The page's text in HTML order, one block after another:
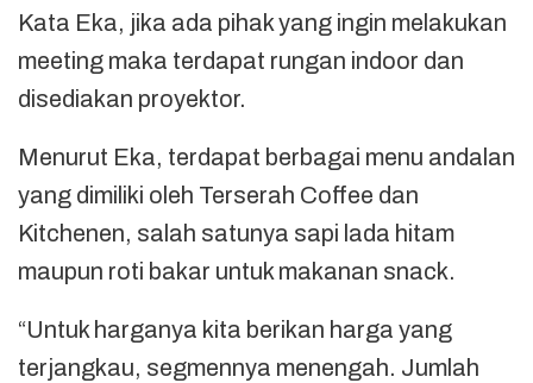
Kata Eka, jika ada pihak yang ingin melakukan
meeting maka terdapat rungan indoor dan
disediakan proyektor.
Menurut Eka, terdapat berbagai menu andalan
yang dimiliki oleh Terserah Coffee dan
Kitchenen, salah satunya sapi lada hitam
maupun roti bakar untuk makanan snack.
“Untuk harganya kita berikan harga yang
terjangkau, segmennya menengah. Jumlah